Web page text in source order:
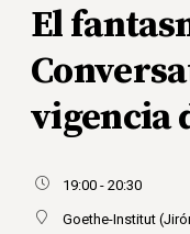
El
vigencia
19:00 - 20:30
Goethe-Institut